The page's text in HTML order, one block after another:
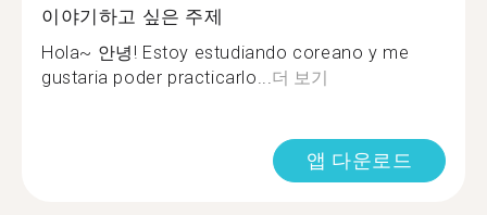
이야기하고 싶은 주제
Hola~ 안녕! Estoy estudiando coreano y me
gustaria poder practicarlo...더 보기
앱 다운로드